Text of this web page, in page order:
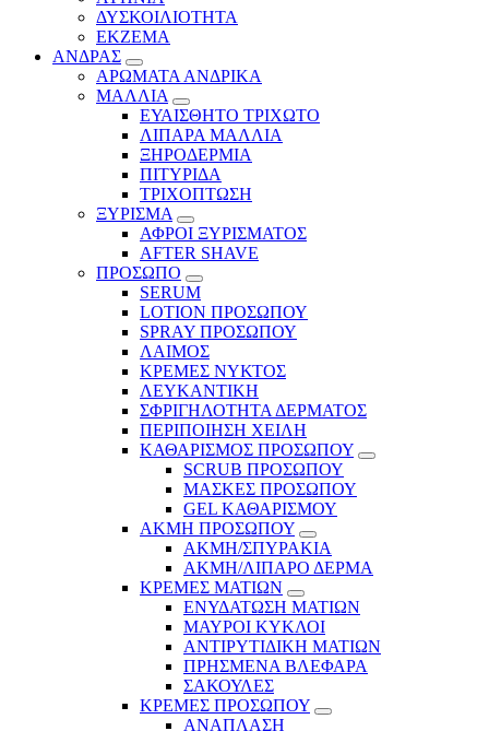
ΔΥΣΚΟΙΛΙΟΤΗΤΑ
ΕΚΖΕΜΑ
ΑΝΔΡΑΣ
ΑΡΩΜΑΤΑ ΑΝΔΡΙΚΑ
ΜΑΛΛΙΑ
ΕΥΑΙΣΘΗΤΟ ΤΡΙΧΩΤΟ
ΛΙΠΑΡΑ ΜΑΛΛΙΑ
ΞΗΡΟΔΕΡΜΙΑ
ΠΙΤΥΡΙΔΑ
ΤΡΙΧΟΠΤΩΣΗ
ΞΥΡΙΣΜΑ
ΑΦΡΟΙ ΞΥΡΙΣΜΑΤΟΣ
AFTER SHAVE
ΠΡΟΣΩΠΟ
SERUM
LOTION ΠΡΟΣΩΠΟΥ
SPRAY ΠΡΟΣΩΠΟΥ
ΛΑΙΜΟΣ
ΚΡΕΜΕΣ ΝΥΚΤΟΣ
ΛΕΥΚΑΝΤΙΚΗ
ΣΦΡΙΓΗΛΟΤΗΤΑ ΔΕΡΜΑΤΟΣ
ΠΕΡΙΠΟΙΗΣΗ ΧΕΙΛΗ
ΚΑΘΑΡΙΣΜΟΣ ΠΡΟΣΩΠΟΥ
SCRUB ΠΡΟΣΩΠΟΥ
ΜΑΣΚΕΣ ΠΡΟΣΩΠΟΥ
GEL ΚΑΘΑΡΙΣΜΟΥ
ΑΚΜΗ ΠΡΟΣΩΠΟΥ
ΑΚΜΗ/ΣΠΥΡΑΚΙΑ
ΑΚΜΗ/ΛΙΠΑΡΟ ΔΕΡΜΑ
ΚΡΕΜΕΣ ΜΑΤΙΩΝ
ΕΝΥΔΑΤΩΣΗ ΜΑΤΙΩΝ
ΜΑΥΡΟΙ ΚΥΚΛΟΙ
ΑΝΤΙΡΥΤΙΔΙΚΗ ΜΑΤΙΩΝ
ΠΡΗΣΜΕΝΑ ΒΛΕΦΑΡΑ
ΣΑΚΟΥΛΕΣ
ΚΡΕΜΕΣ ΠΡΟΣΩΠΟΥ
ΑΝΑΠΛΑΣΗ